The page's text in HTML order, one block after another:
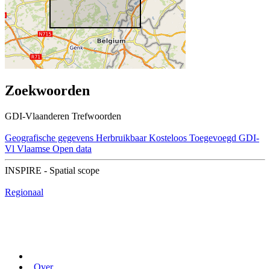
Zoekwoorden
GDI-Vlaanderen Trefwoorden
Geografische gegevens Herbruikbaar Kosteloos Toegevoegd GDI-
Vl Vlaamse Open data
INSPIRE - Spatial scope
Regionaal